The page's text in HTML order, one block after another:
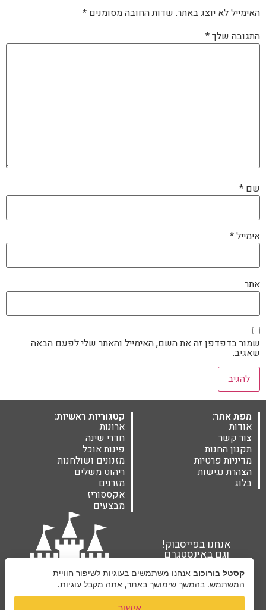
האימייל לא יוצג באתר. שדות החובה מסומנים *
התגובה שלך*
שם *
אימייל*
אתר
שמור בדפדפן זה את השם, האימייל והאתר שלי לפעם הבאה
שאגיב.
מפת אתר:
אודות
צור קשר
תקנון החנות
מדיניות פרטיות
הצהרת נגישות
בלוג
קטגוריות ראשיות:
ארונות
חדרי שינה
פינות אוכל
מזנונים ושולחנות
ריהוט משלים
מזרנים
אקססוריז
מבצעים
אנחנו בפייסבוק!
וגם באינסטגרם
קסטל בורוכוב אנחנו משתמשים בעוגיות לשיפור חוויית
המשתמש. בהמשך שימושך באתר, אתה מקבל עוגיות.